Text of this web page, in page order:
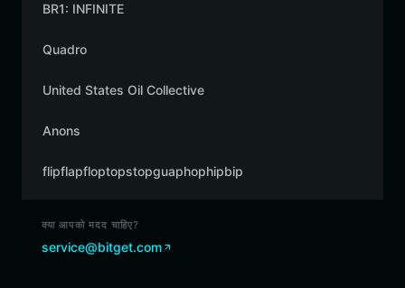
BR1: INFINITE
Quadro
United States Oil Collective
Anons
flipflapfloptopstopguaphophipbip
क्या आपको मदद चाहिए?
service@bitget.com